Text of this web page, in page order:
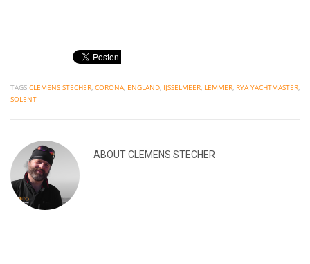
TAGS CLEMENS STECHER, CORONA, ENGLAND, IJSSELMEER, LEMMER, RYA YACHTMASTER,
SOLENT
ABOUTCLEMENS STECHER